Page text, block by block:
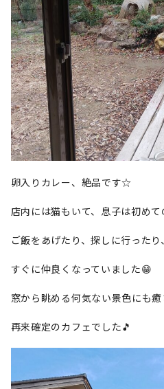
卵入りカレー、絶品です☆
店内には猫もいて、息子は初め
ご飯をあげたり、探しに行ったり、
すぐに仲良くなっていました😁
窓から眺める何気ない景色にも
再来確定のカフェでした🎵